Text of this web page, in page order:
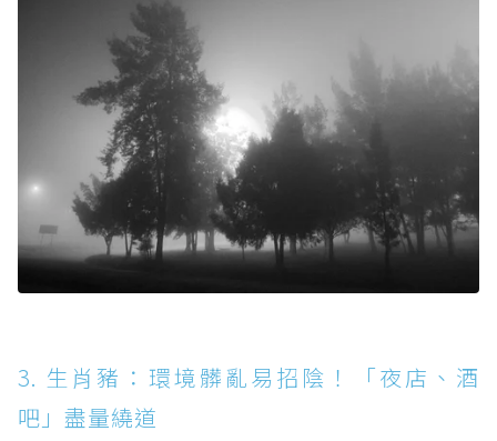
3. 生肖豬：環境髒亂易招陰！「夜店、酒
吧」盡量繞道